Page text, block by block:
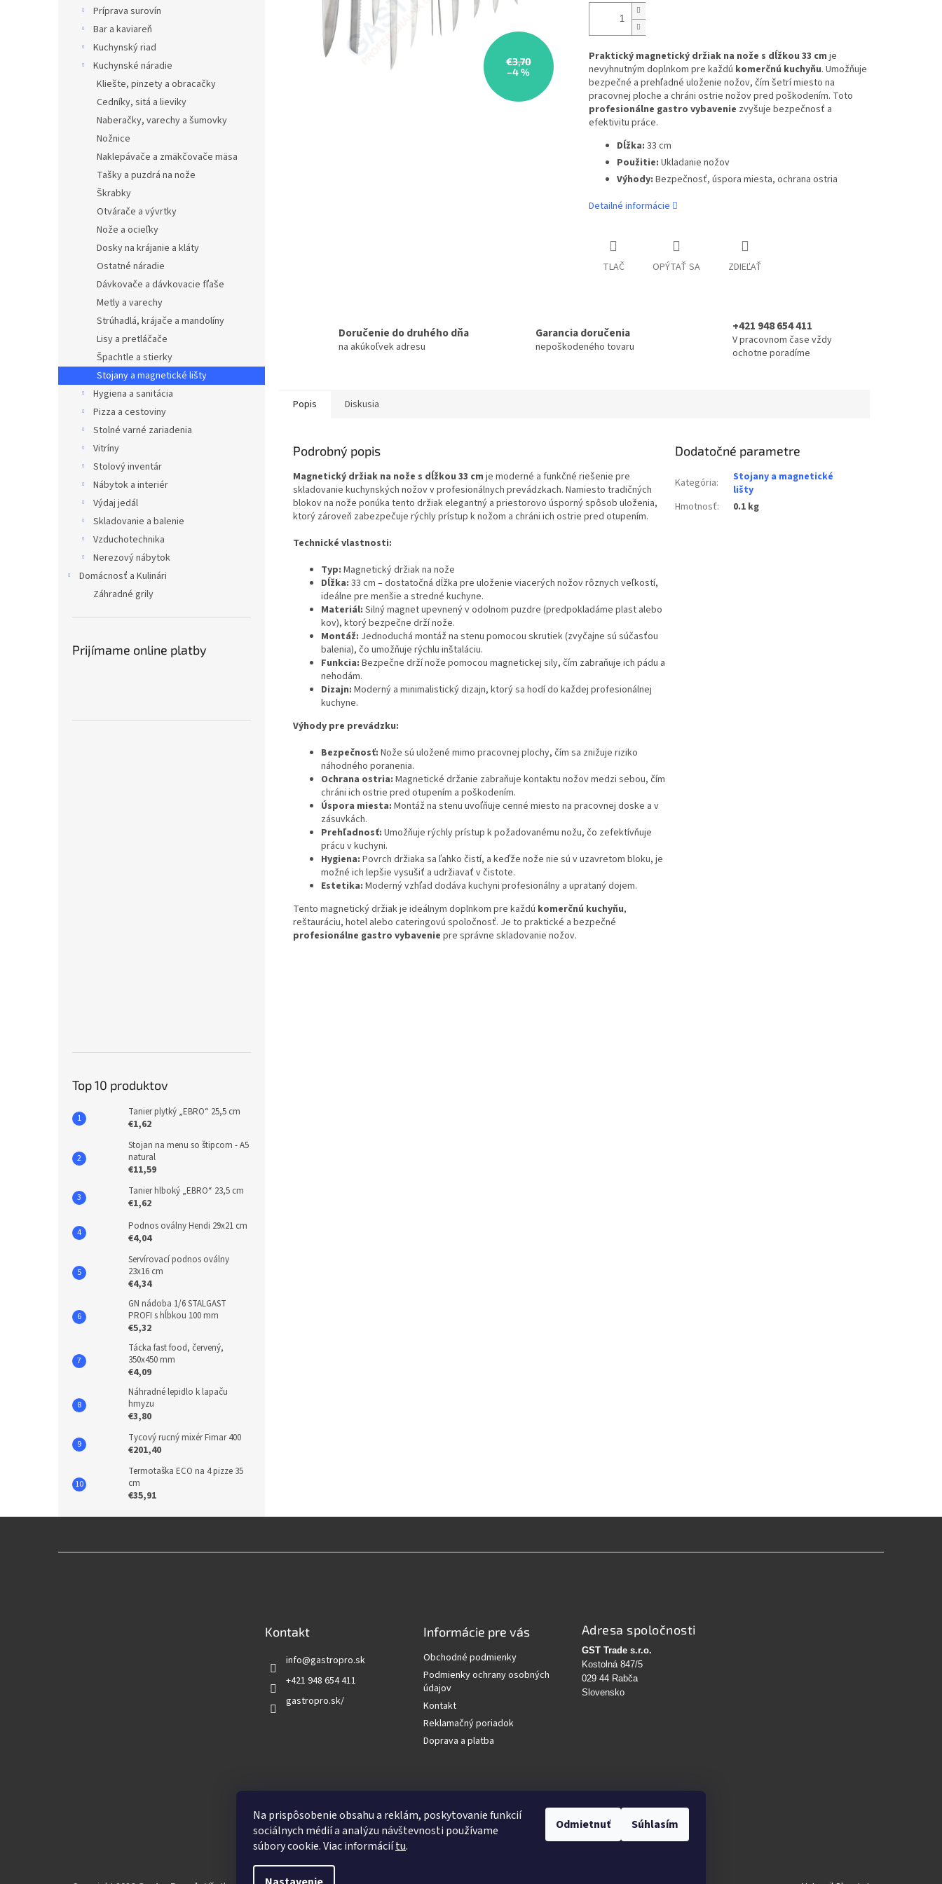
Na prispôsobenie obsahu a reklám, poskytovanie funkcií
sociálnych médií a analýzu návštevnosti používame
súbory cookie. Viac informáciítu.
Odmietnuť Súhlasím
Príprava surovín
Bar a kaviareň
Kuchynský riad
Kuchynské náradie
Kliešte, pinzety a obracačky
Cedníky, sitá a lieviky
Naberačky, varechy a šumovky
Nožnice
Naklepávače a zmäkčovače mäsa
Tašky a puzdrá na nože
Škrabky
Otvárače a vývrtky
Nože a ocieľky
Dosky na krájanie a kláty
Ostatné náradie
Dávkovače a dávkovacie fľaše
Metly a varechy
Strúhadlá, krájače a mandolíny
Lisy a pretláčače
Špachtle a stierky
Stojany a magnetické lišty
Hygiena a sanitácia
Pizza a cestoviny
Stolné varné zariadenia
Vitríny
Stolový inventár
Nábytok a interiér
Výdaj jedál
Skladovanie a balenie
Vzduchotechnika
Nerezový nábytok
Domácnosť a Kulinári
Záhradné grily
Prijímame online platby
Top 10 produktov
Tanier plytký „EBRO“ 25,5 cm
€1,62
Stojan na menu so štipcom - A5
natural
€11,59
Tanier hlboký „EBRO“ 23,5 cm
€1,62
Podnos oválny Hendi 29x21 cm
€4,04
Servírovací podnos oválny
23x16 cm
€4,34
GN nádoba 1/6 STALGAST
PROFI s hĺbkou 100 mm
€5,32
Tácka fast food, červený,
350x450 mm
€4,09
Náhradné lepidlo k lapaču
hmyzu
€3,80
Tycový rucný mixér Fimar 400
€201,40
Termotaška ECO na 4 pizze 35
cm
€35,91
€3,70
–4 %
Praktický magnetický držiak na nože s dĺžkou 33 cm je
nevyhnutným doplnkom pre každú komerčnú kuchyňu. Umožňuje
bezpečné a prehľadné uloženie nožov, čím šetrí miesto na
pracovnej ploche a chráni ostrie nožov pred poškodením. Toto
profesionálne gastro vybavenie zvyšuje bezpečnosť a
efektivitu práce.
Dĺžka: 33 cm
Použitie: Ukladanie nožov
Výhody: Bezpečnosť, úspora miesta, ochrana ostria
Detailné informácie
TLAČ OPÝTAŤ SA ZDIEĽAŤ
Doručenie do druhého dňa
na akúkoľvek adresu
Garancia doručenia
nepoškodeného tovaru
+421 948 654 411
V pracovnom čase vždy
ochotne poradíme
Popis Diskusia
Podrobný popis
Magnetický držiak na nože s dĺžkou 33 cm je moderné a funkčné riešenie pre
skladovanie kuchynských nožov v profesionálnych prevádzkach. Namiesto tradičných
blokov na nože ponúka tento držiak elegantný a priestorovo úsporný spôsob uloženia,
ktorý zároveň zabezpečuje rýchly prístup k nožom a chráni ich ostrie pred otupením.
Technické vlastnosti:
Typ: Magnetický držiak na nože
Dĺžka: 33 cm – dostatočná dĺžka pre uloženie viacerých nožov rôznych veľkostí,
ideálne pre menšie a stredné kuchyne.
Materiál: Silný magnet upevnený v odolnom puzdre (predpokladáme plast alebo
kov), ktorý bezpečne drží nože.
Montáž: Jednoduchá montáž na stenu pomocou skrutiek (zvyčajne sú súčasťou
balenia), čo umožňuje rýchlu inštaláciu.
Funkcia: Bezpečne drží nože pomocou magnetickej sily, čím zabraňuje ich pádu a
nehodám.
Dizajn: Moderný a minimalistický dizajn, ktorý sa hodí do každej profesionálnej
kuchyne.
Výhody pre prevádzku:
Bezpečnosť: Nože sú uložené mimo pracovnej plochy, čím sa znižuje riziko
náhodného poranenia.
Ochrana ostria: Magnetické držanie zabraňuje kontaktu nožov medzi sebou, čím
chráni ich ostrie pred otupením a poškodením.
Úspora miesta: Montáž na stenu uvoľňuje cenné miesto na pracovnej doske a v
zásuvkách.
Prehľadnosť: Umožňuje rýchly prístup k požadovanému nožu, čo zefektívňuje
prácu v kuchyni.
Hygiena: Povrch držiaka sa ľahko čistí, a keďže nože nie sú v uzavretom bloku, je
možné ich lepšie vysušiť a udržiavať v čistote.
Estetika: Moderný vzhľad dodáva kuchyni profesionálny a uprataný dojem.
Tento magnetický držiak je ideálnym doplnkom pre každú komerčnú kuchyňu,
reštauráciu, hotel alebo cateringovú spoločnosť. Je to praktické a bezpečné
profesionálne gastro vybavenie pre správne skladovanie nožov.
Dodatočné parametre
Kategória:
Stojany a magnetické
lišty
Hmotnosť: 0.1 kg
Kontakt
info@gastropro.sk
+421 948 654 411
gastropro.sk/
Informácie pre vás
Obchodné podmienky
Podmienky ochrany osobných
údajov
Kontakt
Reklamačný poriadok
Doprava a platba
Adresa spoločnosti
GST Trade s.r.o.
Kostolná 847/5
029 44 Rabča
Slovensko
HĽADAŤ